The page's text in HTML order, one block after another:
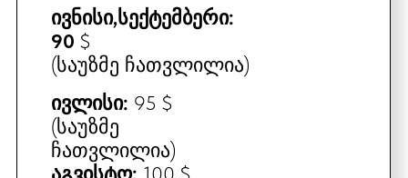
*შესაძლებელია სამი ზრდასრული
ადამიანების განთავსება (საუზმე
ჩათვლილია)
ივნისი,სექტემბერი:
115 $
(საუზმე ჩათვლილია)
ივლისი:125 $
(საუზმე ჩათვლილია)
აგვისტო:135 $
(საუზმე ჩათვლილია)